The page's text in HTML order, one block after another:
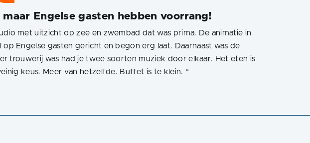
maar Engelse gasten hebben voorrang!
met uitzicht op zee en zwembad dat was prima. De animatie in
op Engelse gasten gericht en begon erg laat. Daarnaast was de
trouwerij was had je twee soorten muziek door elkaar. Het eten is
keus. Meer van hetzelfde. Buffet is te klein. “